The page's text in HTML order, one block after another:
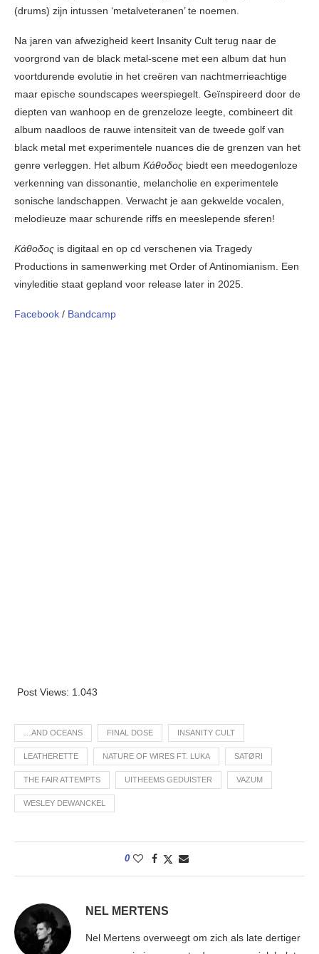
(drums) zijn intussen ‘metalveteranen’ te noemen.
Na jaren van afwezigheid keert Insanity Cult terug naar de
voorgrond van de black metal-scene met een album dat hun
voortdurende evolutie in het creëren van nachtmerrieachtige
maar epische soundscapes weerspiegelt. Geïnspireerd door de
diepten van wanhoop en de grenzeloze leegte, combineert dit
album naadloos de rauwe intensiteit van de tweede golf van
black metal met experimentele nuances die de grenzen van het
genre verleggen. Het album Κάθοδος biedt een meedogenloze
verkenning van dissonantie, melancholie en experimentele
sonische landschappen. Verwacht je aan gekwelde vocalen,
melodieuze maar schurende riffs en meeslepende sferen!
Κάθοδος is digitaal en op cd verschenen via Tragedy
Productions in samenwerking met Order of Antinomianism. Een
vinyleditie staat gepland voor release later in 2025.
Facebook / Bandcamp
Post Views: 1.043
…AND OCEANS FINAL DOSE INSANITY CULT
LEATHERETTE NATURE OF WIRES FT. LUKA SATØRI
THE FAIR ATTEMPTS UITHEEMS GEDUISTER VAZUM
WESLEY DEWANCKEL
0
NEL MERTENS
Nel Mertens overweegt om zich als late dertiger